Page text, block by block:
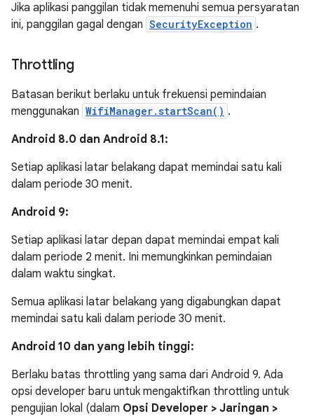
Jika aplikasi panggilan tidak memenuhi semua persyaratan
ini, panggilan gagal dengan SecurityException .
Throttling
Batasan berikut berlaku untuk frekuensi pemindaian
menggunakan WifiManager.startScan() .
Android 8.0 dan Android 8.1:
Setiap aplikasi latar belakang dapat memindai satu kali
dalam periode 30 menit.
Android 9:
Setiap aplikasi latar depan dapat memindai empat kali
dalam periode 2 menit. Ini memungkinkan pemindaian
dalam waktu singkat.
Semua aplikasi latar belakang yang digabungkan dapat
memindai satu kali dalam periode 30 menit.
Android 10 dan yang lebih tinggi:
Berlaku batas throttling yang sama dari Android 9. Ada
opsi developer baru untuk mengaktifkan throttling untuk
pengujian lokal (dalam Opsi Developer > Jaringan >